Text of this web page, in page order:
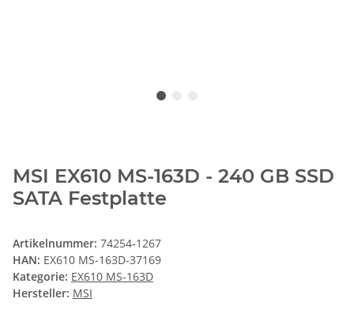
MSI EX610 MS-163D - 240 GB SSD
SATA Festplatte
Artikelnummer: 74254-1267
HAN: EX610 MS-163D-37169
Kategorie: EX610 MS-163D
Hersteller: MSI